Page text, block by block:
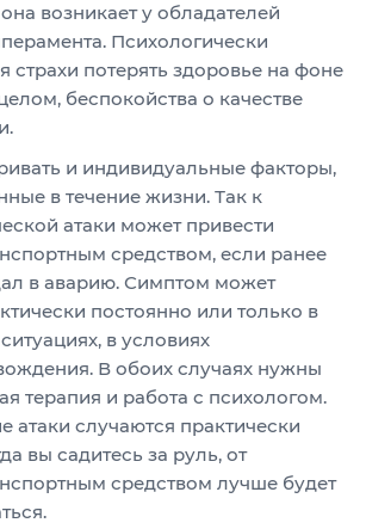
возникает у обладателей
Психологически
страхи потерять здоровье на фоне
беспокойства о качестве
и индивидуальные факторы,
в течение жизни. Так к
атаки может привести
средством, если ранее
в аварию. Симптом может
постоянно или только в
в условиях
В обоих случаях нужны
терапия и работа с психологом.
атаки случаются практически
вы садитесь за руль, от
средством лучше будет